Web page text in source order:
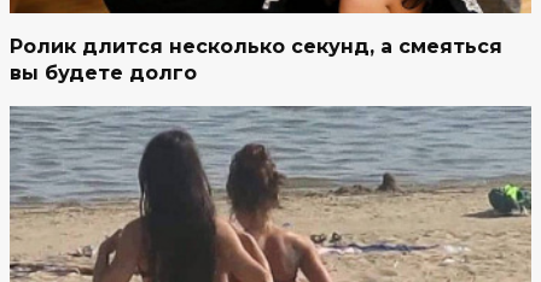
Ролик длится несколько секунд, а смеяться
вы будете долго